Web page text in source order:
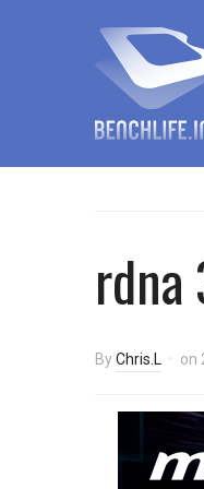
rdna
ByChris.L on